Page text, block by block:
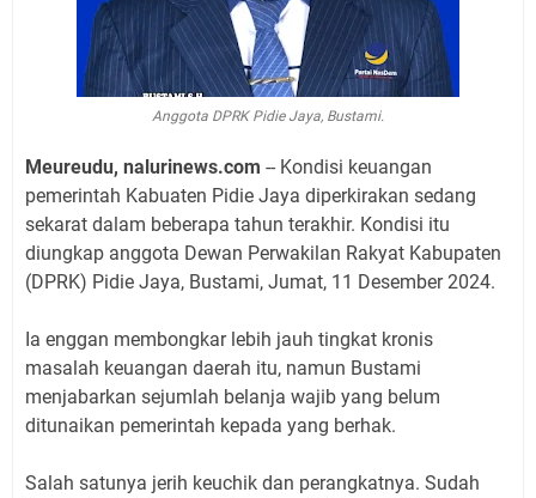
Anggota DPRK Pidie Jaya, Bustami.
Meureudu, nalurinews.com -- Kondisi keuangan
pemerintah Kabuaten Pidie Jaya diperkirakan sedang
sekarat dalam beberapa tahun terakhir. Kondisi itu
diungkap anggota Dewan Perwakilan Rakyat Kabupaten
(DPRK) Pidie Jaya, Bustami, Jumat, 11 Desember 2024.
Ia enggan membongkar lebih jauh tingkat kronis
masalah keuangan daerah itu, namun Bustami
menjabarkan sejumlah belanja wajib yang belum
ditunaikan pemerintah kepada yang berhak.
Salah satunya jerih keuchik dan perangkatnya. Sudah